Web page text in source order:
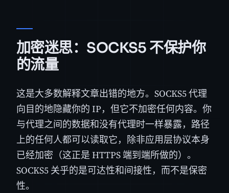
加密迷思：SOCKS5 不保护你
的流量
这是大多数解释文章出错的地方。SOCKS5 代理
向目的地隐藏你的 IP，但它不加密任何内容。你
与代理之间的数据和没有代理时一样暴露，路径
上的任何人都可以读取它，除非应用层协议本身
已经加密（这正是 HTTPS 端到端所做的）。
SOCKS5 关乎的是可达性和间接性，而不是保密
性。